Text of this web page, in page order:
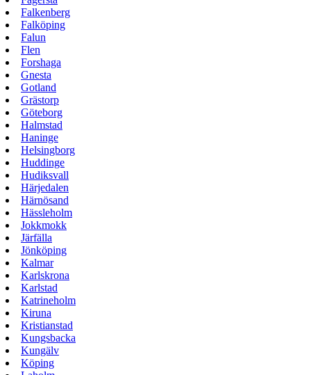
Falkenberg
Falköping
Falun
Flen
Forshaga
Gnesta
Gotland
Grästorp
Göteborg
Halmstad
Haninge
Helsingborg
Huddinge
Hudiksvall
Härjedalen
Härnösand
Hässleholm
Jokkmokk
Järfälla
Jönköping
Kalmar
Karlskrona
Karlstad
Katrineholm
Kiruna
Kristianstad
Kungsbacka
Kungälv
Köping